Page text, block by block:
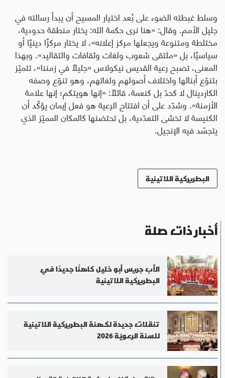
وسلط غبطته الضوء على بُعد اختيار المسيح أن يبدأ رسالته في
جليل الأمم. وقال: «هنا نرى حكمة الله: يختار منطقة حدودية،
مختلطة ومتنوعة ويجعلها مركز إعلانه»، لا يختار مركزًا دينيًا أو
سياسيًا، بل «ملتقى شعوب ولغات وثقافات والتقاليد». وبهذا
المعنى، تصبح رعية القديس نيكولاس «جليلًا في زمننا»، تتميّز
بتنوّع أبنائها واختلاف أصولهم ولغاتهم، وهو تنوّع وصفه
الكاردينال لا كحدّ بل كنعمة، قائلًا: «إنها هويتكم؛ إنها علامة
الأزمنة». وشدّد على أن افتتاح الرعية هو فعل إيمان يؤكّد أن
الكنيسة لا تخشى التعدّدية، بل تحتضنها كالمكان المميّز الذي
يتجسّد فيه الإنجيل.
البطريركية اللاتينية
أخبار ذات صلة
الأب جريس أبو خليل كاهنًا جديدًا في
البطريركية اللاتينية
تنقلات جديدة لكهنة البطريركية اللاتينية
للسنة الرعويّة 2026